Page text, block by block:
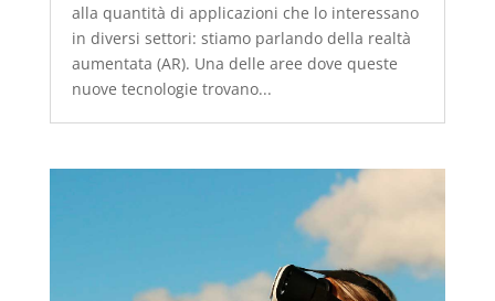
alla quantità di applicazioni che lo interessano
in diversi settori: stiamo parlando della realtà
aumentata (AR). Una delle aree dove queste
nuove tecnologie trovano...